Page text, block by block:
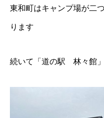
東和町はキャンプ場が二
ります
続いて「道の駅 林々館